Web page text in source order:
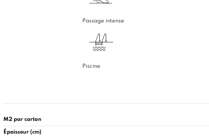
Passage intense
Piscine
M2 par carton
Épaisseur (cm)